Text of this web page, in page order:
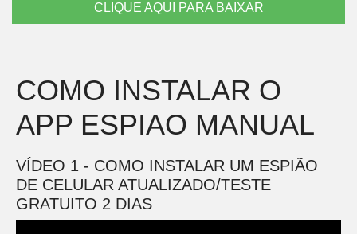
CLIQUE AQUI PARA BAIXAR
COMO INSTALAR O
APP ESPIAO MANUAL
VÍDEO 1 - COMO INSTALAR UM ESPIÃO
DE CELULAR ATUALIZADO/TESTE
GRATUITO 2 DIAS